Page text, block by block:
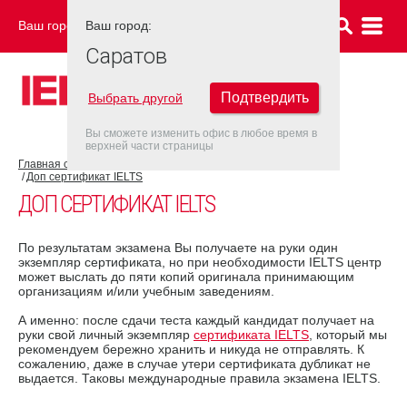
Ваш город: САРАТОВ
Главная страница
Доп сертификат IELTS
ДОП СЕРТИФИКАТ IELTS
По результатам экзамена Вы получаете на руки один
экземпляр сертификата, но при необходимости IELTS центр
может выслать до пяти копий оригинала принимающим
организациям и/или учебным заведениям.
А именно: после сдачи теста каждый кандидат получает на
руки свой личный экземпляр сертификата IELTS , который мы
рекомендуем бережно хранить и никуда не отправлять. К
сожалению, даже в случае утери сертификата дубликат не
выдается. Таковы международные правила экзамена IELTS.
Ваш город:
Саратов
Выбрать другой Подтвердить
Вы сможете изменить офис в любое время в
верхней части страницы